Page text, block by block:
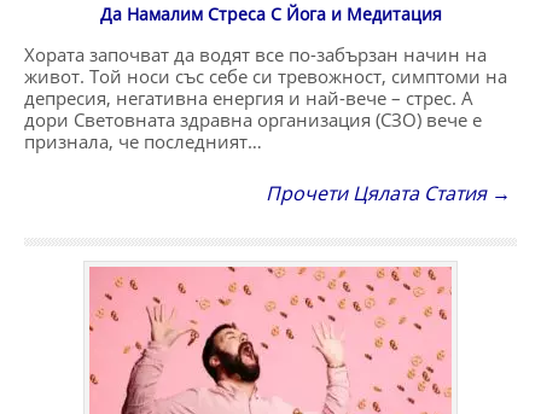
Да Намалим Стреса С Йога и Медитация
Хората започват да водят все по-забързан начин на
живот. Той носи със себе си тревожност, симптоми на
депресия, негативна енергия и най-вече – стрес. А
дори Световната здравна организация (СЗО) вече е
признала, че последният…
Прочети Цялата Статия →